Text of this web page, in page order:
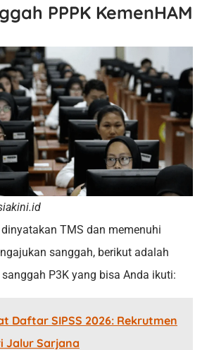
PPPK KemenHAM
TMS dan memenuhi
sanggah, berikut adalah
P3K yang bisa Anda ikuti:
Daftar SIPSS 2026: Rekrutmen
Jalur Sarjana